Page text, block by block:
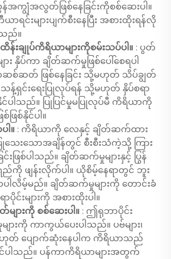
အကျွံအလွတ်ဖြစ်နေခြင်းကိုစစ်ဆေးပါ။
ရင်းများပျက်စီးနေပြီး အစားထိုးရန်လို
ည်။
ချုပ်ကိရိယာများကိုစမ်းသပ်ပါ။ : ပွတ်
နှိပ်ကာ ချိတ်ဆက်မှုဖြစ်ပေါ်စေရပါ
ဆတ် ဖြစ်နေခြင်း သို့မဟုတ် သိပ်ချွတ်
က သန့်ရှင်းရေးပြုလုပ်ရန် သို့မဟုတ် နှိပ်စရာ
ါသည်။ ပြုပြင်မှုမပြုလုပ်မီ ကိရိယာကို
ဖြစ်နိုင်ပါ။
ါ။ : ကိရိယာကို လေနှင့် ချိတ်ဆက်ထား
ေးသောအချိန်တွင် စီးစီးသံကဲ့သို့ ကြား
းဖြစ်ပါသည်။ ချိတ်ဆက်မှုများနှင့် ပြွန်
ရည်ကို ဖျန်းလိုက်ပါ။ ယိုစိမ့်နေရာတွင် ဘူး
ာပါလိမ့်မည်။ ချိတ်ဆက်မှုများကို တောင်းခံ
ပိုင်းများကို အစားထိုးပါ။
များကို စစ်ဆေးပါ။ : ဤရုဘာပိုင်း
ားကို ကာကွယ်ပေးပါသည်။ ပဗ်များ၊
မဟုတ် ပျောက်ဆုံးနေပါက ကိရိယာသည်
င်ပါသည်။ ပန်ကာကိရိယာများအတွက်